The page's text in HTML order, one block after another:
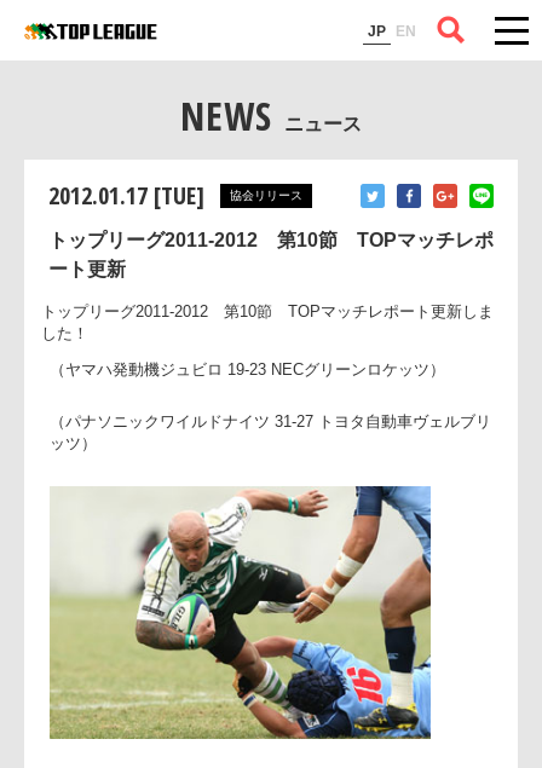
JP EN
コラム
NEWS ニュース
2012.01.17 [TUE] 協会リリース
トップリーグ2011-2012 第10節 TOPマッチレポ
ート更新
トップリーグ2011-2012 第10節 TOPマッチレポート更新し
した！
（ヤマハ発動機ジュビロ 19-23 NECグリーンロケッツ）